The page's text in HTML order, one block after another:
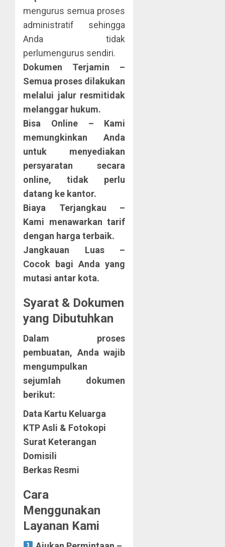
mengurus semua proses
administratif sehingga
Anda tidak
perlumengurus sendiri.
Dokumen Terjamin –
Semua proses dilakukan
melalui jalur resmitidak
melanggar hukum.
Bisa Online– Kami
memungkinkan Anda
untuk menyediakan
persyaratan secara
online, tidak perlu
datang ke kantor.
Biaya Terjangkau –
Kami menawarkan tarif
dengan harga terbaik.
Jangkauan Luas–
Cocok bagi Anda yang
mutasi antar kota.
Syarat & Dokumen
yang Dibutuhkan
Dalam proses
pembuatan, Anda wajib
mengumpulkan
sejumlah dokumen
berikut:
Data Kartu Keluarga
KTP Asli & Fotokopi
Surat Keterangan
Domisili
Berkas Resmi
Cara
Menggunakan
Layanan Kami